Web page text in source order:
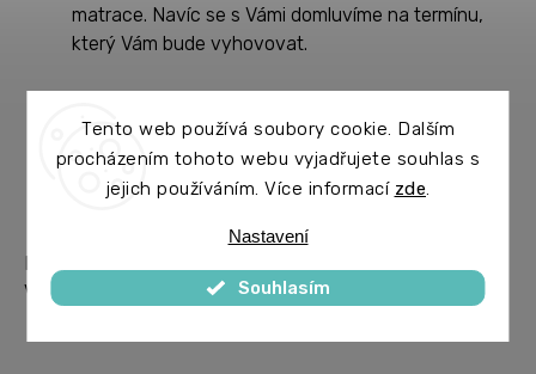
Tento web používá soubory cookie. Dalším
procházením tohoto webu vyjadřujete souhlas s
jejich používáním. Více informací zde.
Nastavení
Souhlasím
matrace. Navíc se s Vámi domluvíme na termínu,
který Vám bude vyhovovat.
Možnosti platby – Vyberte si, co vám
vyhovuje
Když přijde na platbu, snažíme se být co nejflexibilnější.
V našem e-shopu můžete využít následující možnosti: